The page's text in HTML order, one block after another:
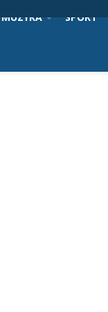
MUZYKA SPORT